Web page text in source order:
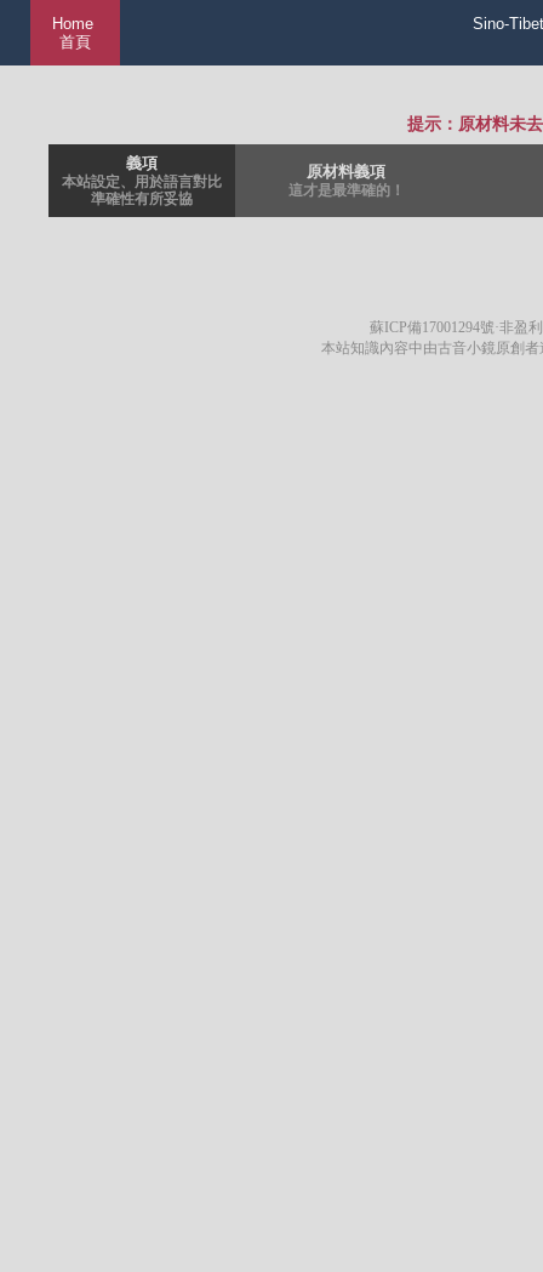
Home
首頁
Sino-
提示：原材料未
義項
本站設定、用於語言對比
準確性有所妥協
原材料義項
這才是最準確的！
蘇ICP備17001294號·非盈
本站知識內容中由古音小鏡原創